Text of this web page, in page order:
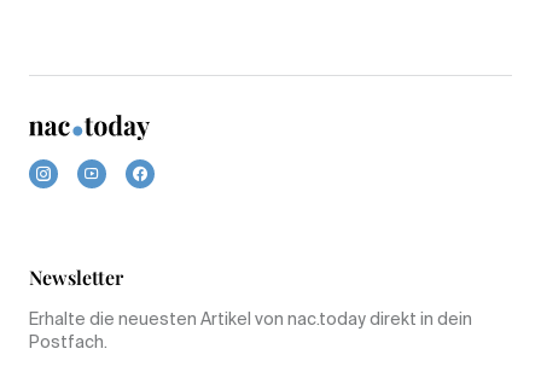
Newsletter
Erhalte die neuesten Artikel von nac.today direkt in dein
Postfach.